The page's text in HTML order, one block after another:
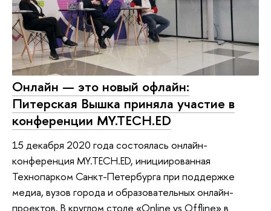
Онлайн — это новый офлайн:
Питерская Вышка приняла участие в
конференции MY.TECH.ED
15 декабря 2020 года состоялась онлайн-
конференция MY.TECH.ED, инициированная
Технопарком Санкт-Петербурга при поддержке
медиа, вузов города и образовательных онлайн-
проектов. В круглом столе «Online vs Offline» в